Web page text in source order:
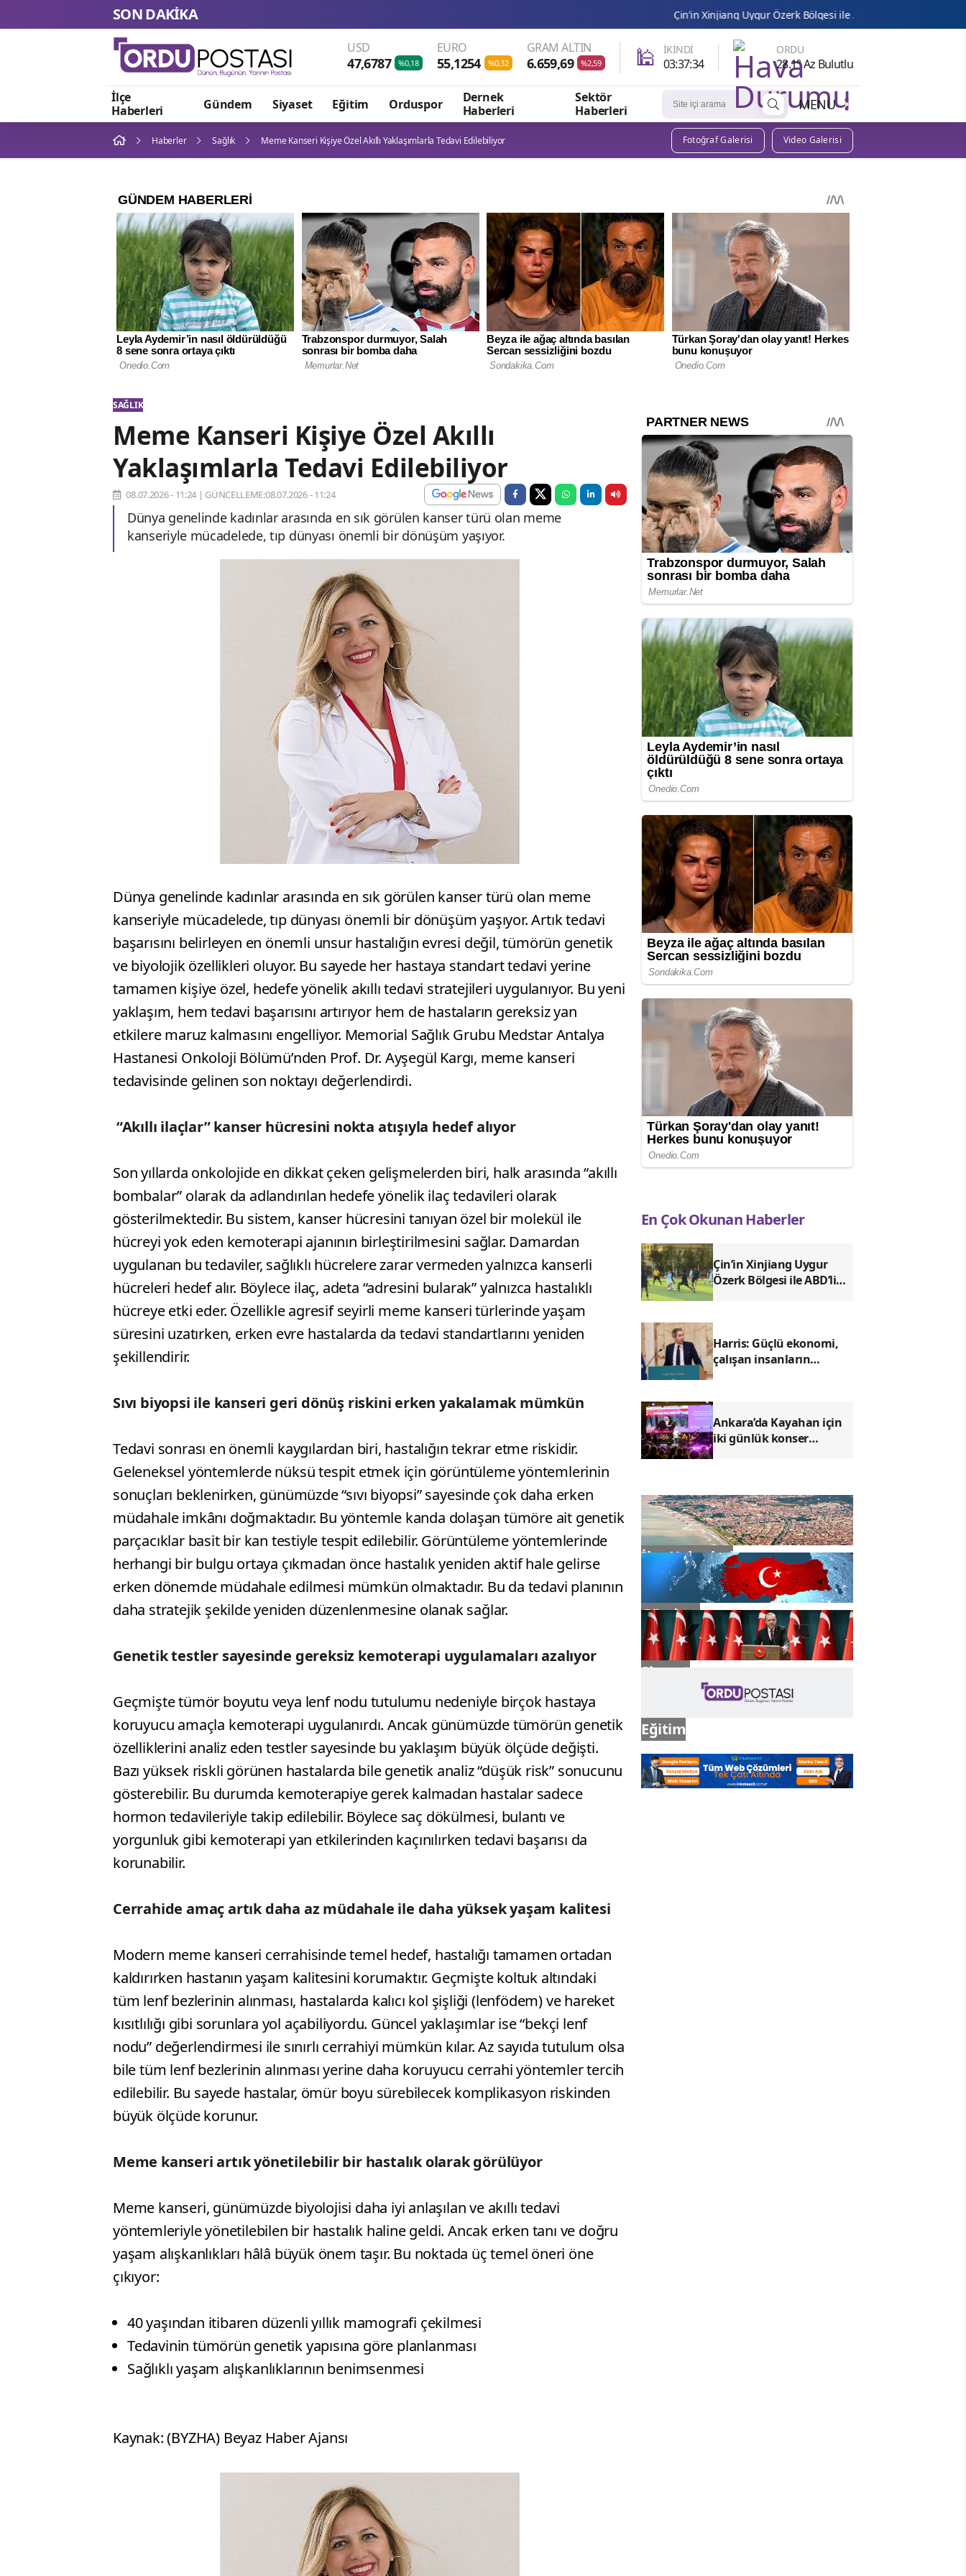
SON DAKİKA Çin’in Xinjiang Uygur Özerk Bölgesi ile ABD’li gençler arasında dostluk maçı
USD
47,6787 %0,18
EURO
55,1254 %0,32
GRAM ALTIN
6.659,69 %2,59 🕌 İKINDI
03:37:32
ORDU
28.1° Az Bulutlu
İlçe
Haberleri
Gündem Siyaset Eğitim Orduspor
Dernek
Haberleri
Sektör
Haberleri
MENU
Haberler Sağlık Meme Kanseri Kişiye Özel Akıllı Yaklaşımlarla Tedavi Edilebiliyor Fotoğraf Galerisi Video Galerisi
SAĞLIK
Meme Kanseri Kişiye Özel Akıllı
Yaklaşımlarla Tedavi Edilebiliyor
08.07.2026 - 11:24 | GÜNCELLEME:08.07.2026 - 11:24
Dünya genelinde kadınlar arasında en sık görülen kanser türü olan meme
kanseriyle mücadelede, tıp dünyası önemli bir dönüşüm yaşıyor.
Dünya genelinde kadınlar arasında en sık görülen kanser türü olan meme
kanseriyle mücadelede, tıp dünyası önemli bir dönüşüm yaşıyor. Artık tedavi
başarısını belirleyen en önemli unsur hastalığın evresi değil, tümörün genetik
ve biyolojik özellikleri oluyor. Bu sayede her hastaya standart tedavi yerine
tamamen kişiye özel, hedefe yönelik akıllı tedavi stratejileri uygulanıyor. Bu yeni
yaklaşım, hem tedavi başarısını artırıyor hem de hastaların gereksiz yan
etkilere maruz kalmasını engelliyor. Memorial Sağlık Grubu Medstar Antalya
Hastanesi Onkoloji Bölümü’nden Prof. Dr. Ayşegül Kargı, meme kanseri
tedavisinde gelinen son noktayı değerlendirdi.
“Akıllı ilaçlar” kanser hücresini nokta atışıyla hedef alıyor
Son yıllarda onkolojide en dikkat çeken gelişmelerden biri, halk arasında “akıllı
bombalar” olarak da adlandırılan hedefe yönelik ilaç tedavileri olarak
gösterilmektedir. Bu sistem, kanser hücresini tanıyan özel bir molekül ile
hücreyi yok eden kemoterapi ajanının birleştirilmesini sağlar. Damardan
uygulanan bu tedaviler, sağlıklı hücrelere zarar vermeden yalnızca kanserli
hücreleri hedef alır. Böylece ilaç, adeta “adresini bularak” yalnızca hastalıklı
hücreye etki eder. Özellikle agresif seyirli meme kanseri türlerinde yaşam
süresini uzatırken, erken evre hastalarda da tedavi standartlarını yeniden
şekillendirir.
Sıvı biyopsi ile kanseri geri dönüş riskini erken yakalamak mümkün
Tedavi sonrası en önemli kaygılardan biri, hastalığın tekrar etme riskidir.
Geleneksel yöntemlerde nüksü tespit etmek için görüntüleme yöntemlerinin
sonuçları beklenirken, günümüzde “sıvı biyopsi” sayesinde çok daha erken
müdahale imkânı doğmaktadır. Bu yöntemle kanda dolaşan tümöre ait genetik
parçacıklar basit bir kan testiyle tespit edilebilir. Görüntüleme yöntemlerinde
herhangi bir bulgu ortaya çıkmadan önce hastalık yeniden aktif hale gelirse
erken dönemde müdahale edilmesi mümkün olmaktadır. Bu da tedavi planının
daha stratejik şekilde yeniden düzenlenmesine olanak sağlar.
Genetik testler sayesinde gereksiz kemoterapi uygulamaları azalıyor
Geçmişte tümör boyutu veya lenf nodu tutulumu nedeniyle birçok hastaya
koruyucu amaçla kemoterapi uygulanırdı. Ancak günümüzde tümörün genetik
özelliklerini analiz eden testler sayesinde bu yaklaşım büyük ölçüde değişti.
Bazı yüksek riskli görünen hastalarda bile genetik analiz “düşük risk” sonucunu
gösterebilir. Bu durumda kemoterapiye gerek kalmadan hastalar sadece
hormon tedavileriyle takip edilebilir. Böylece saç dökülmesi, bulantı ve
yorgunluk gibi kemoterapi yan etkilerinden kaçınılırken tedavi başarısı da
korunabilir.
Cerrahide amaç artık daha az müdahale ile daha yüksek yaşam kalitesi
Modern meme kanseri cerrahisinde temel hedef, hastalığı tamamen ortadan
kaldırırken hastanın yaşam kalitesini korumaktır. Geçmişte koltuk altındaki
tüm lenf bezlerinin alınması, hastalarda kalıcı kol şişliği (lenfödem) ve hareket
kısıtlılığı gibi sorunlara yol açabiliyordu. Güncel yaklaşımlar ise “bekçi lenf
nodu” değerlendirmesi ile sınırlı cerrahiyi mümkün kılar. Az sayıda tutulum olsa
bile tüm lenf bezlerinin alınması yerine daha koruyucu cerrahi yöntemler tercih
edilebilir. Bu sayede hastalar, ömür boyu sürebilecek komplikasyon riskinden
büyük ölçüde korunur.
Meme kanseri artık yönetilebilir bir hastalık olarak görülüyor
Meme kanseri, günümüzde biyolojisi daha iyi anlaşılan ve akıllı tedavi
yöntemleriyle yönetilebilen bir hastalık haline geldi. Ancak erken tanı ve doğru
yaşam alışkanlıkları hâlâ büyük önem taşır. Bu noktada üç temel öneri öne
çıkıyor:
40 yaşından itibaren düzenli yıllık mamografi çekilmesi
Tedavinin tümörün genetik yapısına göre planlanması
Sağlıklı yaşam alışkanlıklarının benimsenmesi
Kaynak: (BYZHA) Beyaz Haber Ajansı
En Çok Okunan Haberler
Çin’in Xinjiang Uygur
Özerk Bölgesi ile ABD’li
Harris: Güçlü ekonomi,
çalışan insanların
Ankara’da Kayahan için
iki günlük konser
İlçe Haberleri
Gündem
Siyaset
Eğitim